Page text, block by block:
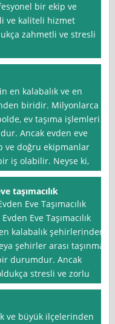
bir ekip ve
ve kaliteli hizmet
zahmetli ve stresli
en kalabalık ve en
biridir. Milyonlarca
ev taşıma işlemleri
Ancak evden eve
ve doğru ekipmanlar
iş olabilir. Neyse ki,
taşımacılık
Eve Taşımacılık
Eve Taşımacılık
kalabalık şehirlerinden
şehirler arası taşınma
durumdur. Ancak
stresli ve zorlu
ve büyük ilçelerinden